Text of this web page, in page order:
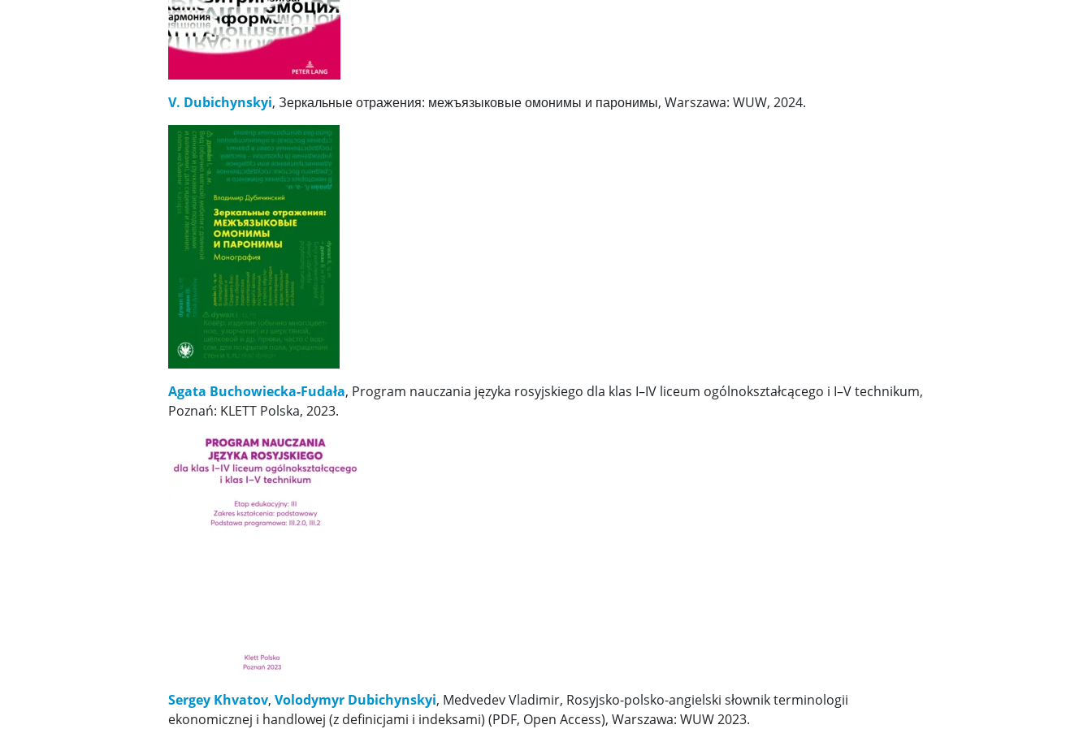
V. Dubichynskyi, Зеркальные отражения: межъязыковые омонимы и паронимы, Warszawa: WUW, 2024.
Agata Buchowiecka-Fudała, Program nauczania języka rosyjskiego dla klas I–IV liceum ogólnokształcącego i I–V technikum,
Poznań: KLETT Polska, 2023.
Sergey Khvatov, Volodymyr Dubichynskyi, Medvedev Vladimir, Rosyjsko-polsko-angielski słownik terminologii
ekonomicznej i handlowej (z definicjami i indeksami) (PDF, Open Access), Warszawa: WUW 2023.